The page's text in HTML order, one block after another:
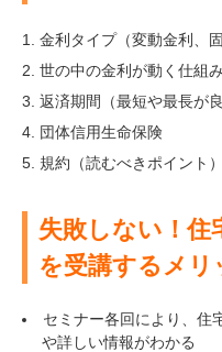
金利タイプ（変動金利、
世の中の金利が動く仕組
返済期間（最短や最長が
団体信用生命保険
規約（読むべきポイント）
失敗しない！住
を受講するメリ
セミナー各回により、住
や詳しい情報がわかる